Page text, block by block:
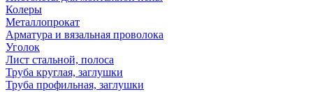
Колеры
Металлопрокат
Арматура и вязальная проволока
Уголок
Лист стальной, полоса
Труба круглая, заглушки
Труба профильная, заглушки